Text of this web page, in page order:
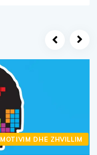
MOTIVIM DHE ZHVILLIM